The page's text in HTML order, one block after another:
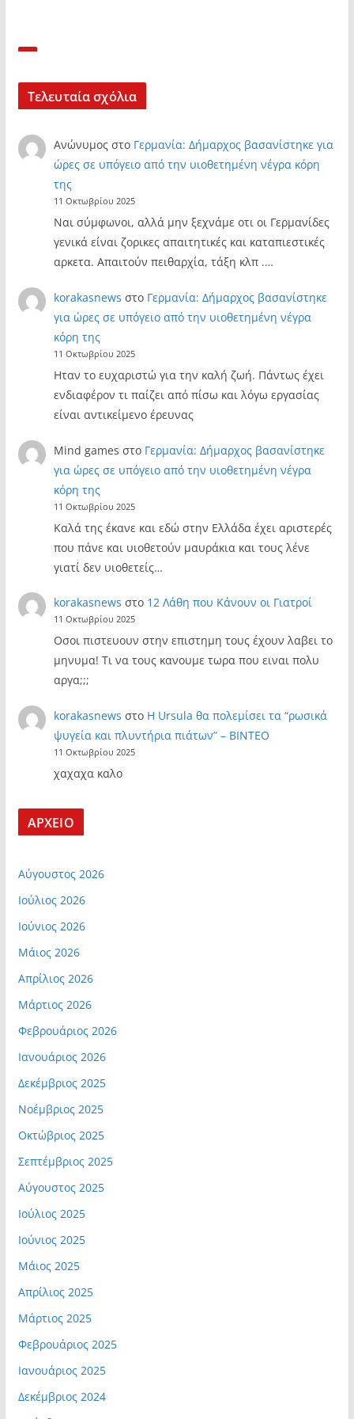
Τελευταία σχόλια
Ανώνυμος στο Γερμανία: Δήμαρχος βασανίστηκε για
ώρες σε υπόγειο από την υιοθετημένη νέγρα κόρη
της
11 Οκτωβρίου 2025
Ναι σύμφωνοι, αλλά μην ξεχνάμε οτι οι Γερμανίδες
γενικά είναι ζορικες απαιτητικές και καταπιεστικές
αρκετα. Απαιτούν πειθαρχία, τάξη κλπ .…
korakasnews στο Γερμανία: Δήμαρχος βασανίστηκε
για ώρες σε υπόγειο από την υιοθετημένη νέγρα
κόρη της
11 Οκτωβρίου 2025
Ηταν το ευχαριστώ για την καλή ζωή. Πάντως έχει
ενδιαφέρον τι παίζει από πίσω και λόγω εργασίας
είναι αντικείμενο έρευνας
Mind games στο Γερμανία: Δήμαρχος βασανίστηκε
για ώρες σε υπόγειο από την υιοθετημένη νέγρα
κόρη της
11 Οκτωβρίου 2025
Καλά της έκανε και εδώ στην Ελλάδα έχει αριστερές
που πάνε και υιοθετούν μαυράκια και τους λένε
γιατί δεν υιοθετείς…
korakasnews στο 12 Λάθη που Κάνουν οι Γιατροί
11 Οκτωβρίου 2025
Οσοι πιστευουν στην επιστημη τους έχουν λαβει το
μηνυμα! Τι να τους κανουμε τωρα που ειναι πολυ
αργα;;;
korakasnews στο Η Ursula θα πολεμίσει τα “ρωσικά
ψυγεία και πλυντήρια πιάτων” – ΒΙΝΤΕΟ
11 Οκτωβρίου 2025
χαχαχα καλο
ΑΡΧΕΙΟ
Αύγουστος 2026
Ιούλιος 2026
Ιούνιος 2026
Μάιος 2026
Απρίλιος 2026
Μάρτιος 2026
Φεβρουάριος 2026
Ιανουάριος 2026
Δεκέμβριος 2025
Νοέμβριος 2025
Οκτώβριος 2025
Σεπτέμβριος 2025
Αύγουστος 2025
Ιούλιος 2025
Ιούνιος 2025
Μάιος 2025
Απρίλιος 2025
Μάρτιος 2025
Φεβρουάριος 2025
Ιανουάριος 2025
Δεκέμβριος 2024